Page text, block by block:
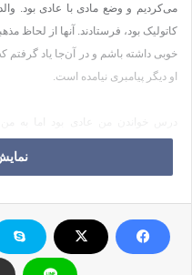
می‌کردیم و وضع مادی با عادی بود.
کاتولیک بود، فرستادند. آنها از لحاظ
خوبی داشته باشم و در آن‌جا یاد
او دیگر پیامبری نیامده است.
می‌توانستم اطرافیانم را شاد
می‌رقصیدم و آواز می‌خواندم در
تربیت مذهبی بر من تأثیر زیادی